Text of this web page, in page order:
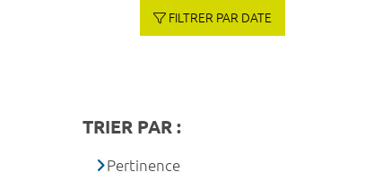
FILTRER PAR DATE
TRIER PAR :
Pertinence